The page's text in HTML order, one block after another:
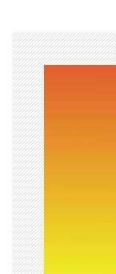
ー
シ
ョ
ン